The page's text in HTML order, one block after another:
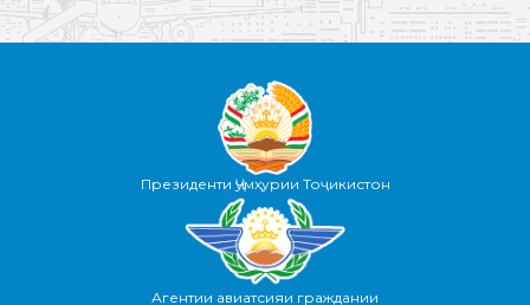
Президенти Ҷумҳурии Тоҷикистон
Агентии авиатсияи граждании